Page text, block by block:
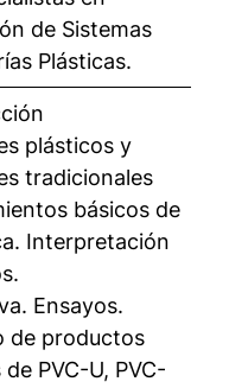
de Sistemas
Plásticas.
plásticos y
tradicionales
básicos de
Interpretación
Ensayos.
de productos
PVC-U, PVC-